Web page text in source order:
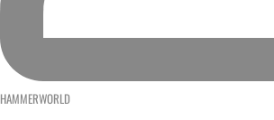
HAMMERWORLD